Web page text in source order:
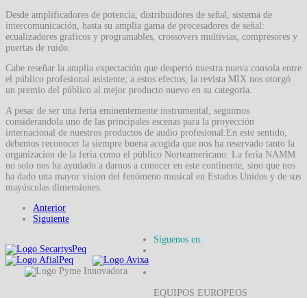
Desde amplificadores de potencia, distribuidores de señal, sistema de
intercomunicación, hasta su amplia gama de procesadores de señal:
ecualizadores graficos y programables, crossovers multivias, compresores y
puertas de ruido.
Cabe reseñar la amplia expectación que despertó nuestra nueva consola entre
el público profesional asistente; a estos efectos, la revista MIX nos otorgó
un premio del público al mejor producto nuevo en su categoria.
A pesar de ser una feria eminentemente instrumental, seguimos
considerandola uno de las principales escenas para la proyección
internacional de nuestros productos de audio profesional.En este sentido,
debemos reconocer la siempre buena acogida que nos ha reservado tanto la
organizacion de la feria como el público Norteamericano. La feria NAMM
no solo nos ha ayudado a darnos a conocer en este continente, sino que nos
ha dado una mayor vision del fenómeno musical en Estados Unidos y de sus
mayúsculas dimensiones.
Anterior
Siguiente
Síguenos en:
EQUIPOS EUROPEOS